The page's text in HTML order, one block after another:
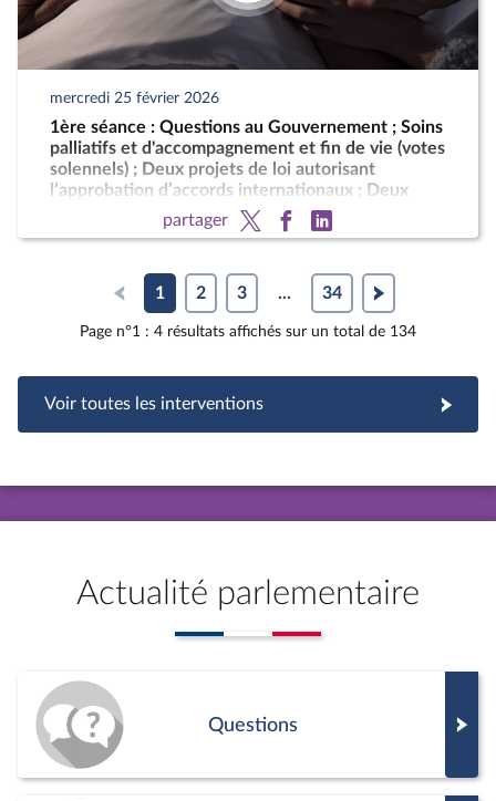
mercredi 25 février 2026
1ère séance : Questions au Gouvernement ; Soins
palliatifs et d'accompagnement et fin de vie (votes
solennels) ; Deux projets de loi autorisant
l’approbation d’accords internationaux ; Deux
motions de censure (art. 49, al. 2, de la
partager
1 2 3 ... 34
Page n°1 : 4 résultats affichés sur un total de 134
Voir toutes les interventions
Actualité parlementaire
Questions